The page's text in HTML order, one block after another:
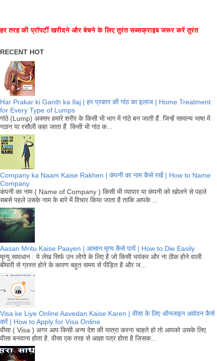
हर तरह की प्रॉपर्टी खरीदने और बेचने के लिए तुरंत सब्सक्राइब जरूर करें तुरंत
RECENT HOT
Har Prakar ki Ganth ka Ilaj | हर प्रकार की गांठ का इलाज | Home Treatment
for Every Type of Lumps
गांठे (Lump) अक्सर हमारे शरीर के किसी भी भाग में गांठे बन जाती हैं. जिन्हें सामान्य भाषा में
गठान या रसौली कहा जाता हैं. किसी भी गांठ क...
Company ka Naam Kaise Rakhen | कंपनी का नाम कैसे रखें | How to Name
Company
कंपनी का नाम ( Name of Company ) किसी भी व्यापार या कंपनी को खोलने से पहले
सबसे पहले उसके नाम के बारे में विचार किया जाता है ताकि आपके ...
Aasan Mritu Kaise Paayen | आसान मृत्य कैसे पायें | How to Die Easily
मृत्यु सावधान : ये लेख सिर्फ उन लोगो के लिए है जो किसी भयंकर और ना ठीक होने वाली
बीमारी से ग्रस्त होने के कारण बहुत समय से पीड़ित है और ज...
Visa ke Liye Online Aavedan Kaise Karen | वीसा के लिए ऑनलाइन आवेदन कैसे
करें | How to Apply for Visa Online
वीसा ( Visa ) अगर आप किसी अन्य देश की यात्रा करना चाहते हो तो आपको उसके लिए
वीसा बनवाना होता है. वीसा एक तरह से आज्ञा पत्र होता है जिसक...